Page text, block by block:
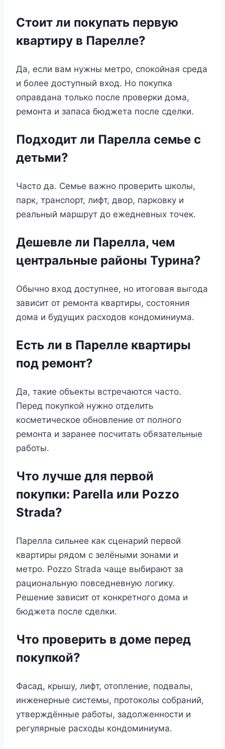
Стоит ли покупать первую
квартиру в Парелле?
Да, если вам нужны метро, спокойная среда
и более доступный вход. Но покупка
оправдана только после проверки дома,
ремонта и запаса бюджета после сделки.
Подходит ли Парелла семье с
детьми?
Часто да. Семье важно проверить школы,
парк, транспорт, лифт, двор, парковку и
реальный маршрут до ежедневных точек.
Дешевле ли Парелла, чем
центральные районы Турина?
Обычно вход доступнее, но итоговая выгода
зависит от ремонта квартиры, состояния
дома и будущих расходов кондоминиума.
Есть ли в Парелле квартиры
под ремонт?
Да, такие объекты встречаются часто.
Перед покупкой нужно отделить
косметическое обновление от полного
ремонта и заранее посчитать обязательные
работы.
Что лучше для первой
покупки: Parella или Pozzo
Strada?
Парелла сильнее как сценарий первой
квартиры рядом с зелёными зонами и
метро. Pozzo Strada чаще выбирают за
рациональную повседневную логику.
Решение зависит от конкретного дома и
бюджета после сделки.
Что проверить в доме перед
покупкой?
Фасад, крышу, лифт, отопление, подвалы,
инженерные системы, протоколы собраний,
утверждённые работы, задолженности и
регулярные расходы кондоминиума.